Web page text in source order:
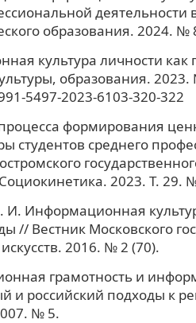
образования. 2024. №
культура личности как
образования. 2023.
5497-2023-6103-320-322
формирования
студентов среднего
2023. Т. 29.
И. Информационная
// Вестник Московского
2016. № 2 (70).
грамотность и
и российский подходы к
№ 5.